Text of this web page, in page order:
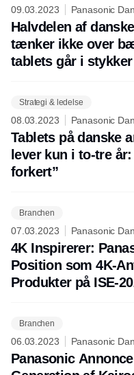
09.03.2023 Panasonic
Halvdelen af
tænker ikke over
tablets går i stykker
Strategi & ledelse
08.03.2023 Panasonic
Tablets på danske
lever kun i to-tre
forkert”
Branchen
07.03.2023 Panasonic
4K Inspirerer:
Position som 4K-
Produkter på ISE-
Branchen
06.03.2023 Panasonic
Panasonic